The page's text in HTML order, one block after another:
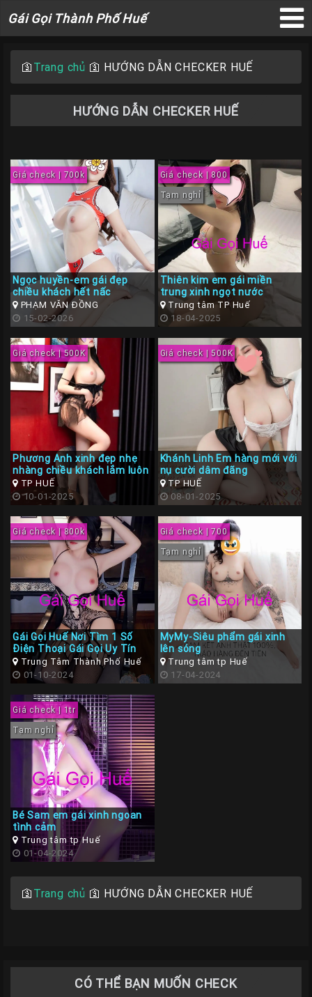
Gái Gọi Thành Phố Huế
Gái
Thành
Phố
Huế
×
Chủ
Gái
gọi
Huế
Gái
Gọi
Huế
Giá
Rẽ
Gái
Gọi
Sinh
Gái
Gọi
Huế
Định
HƯỚNG
CHECKER
Liên
Hệ
Group
Gái
Gọi
Huế
🛐 Trang chủ 🛐 HƯỚNG DẪN CHECKER HUẾ
HƯỚNG DẪN CHECKER HUẾ
Giá check | 700k
Ngọc huyền-em gái đẹp
chiều khách hết nấc
PHẠM VĂN ĐỒNG
15-02-2026
Giá check | 800
Tạm nghỉ
Thiên kim em gái miền
trung xinh ngọt nước
Trung tâm TP Huế
18-04-2025
Giá check | 500K
Phương Anh xinh đẹp nhẹ
nhàng chiều khách lắm luôn
TP HUẾ
10-01-2025
Giá check | 500K
Khánh Linh Em hàng mới với
nụ cười dâm đãng
TP HUẾ
08-01-2025
Giá check | 800k
Gái Gọi Huế Nơi Tìm 1 Số
Điện Thoại Gái Gọi Uy Tín
Trung Tâm Thành Phố Huế
01-10-2024
Giá check | 700
Tạm nghỉ
MyMy-Siêu phẩm gái xinh
lên sóng
Trung tâm tp Huế
17-04-2024
Giá check | 1tr
Tạm nghỉ
Bé Sam em gái xinh ngoan
tình cảm
Trung tâm tp Huế
01-04-2024
🛐 Trang chủ 🛐 HƯỚNG DẪN CHECKER HUẾ
CÓ THỂ BẠN MUỐN CHECK